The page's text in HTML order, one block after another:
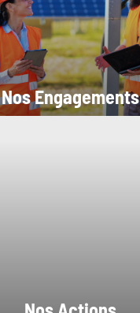
Nos Engagements